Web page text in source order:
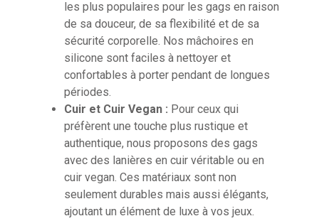
les plus populaires pour les gags en raison
de sa douceur, de sa flexibilité et de sa
sécurité corporelle. Nos mâchoires en
silicone sont faciles à nettoyer et
confortables à porter pendant de longues
périodes.
Cuir et Cuir Vegan : Pour ceux qui
préfèrent une touche plus rustique et
authentique, nous proposons des gags
avec des lanières en cuir véritable ou en
cuir vegan. Ces matériaux sont non
seulement durables mais aussi élégants,
ajoutant un élément de luxe à vos jeux.